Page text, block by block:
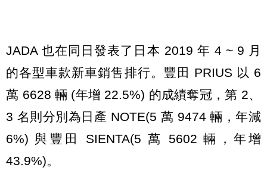
JADA 也在同日發表了日本 2019 年 4 ~ 9 月
的各型車款新車銷售排行。豐田 PRIUS 以 6
萬 6628 輛 (年增 22.5%) 的成績奪冠，第 2、
3 名則分別為日產 NOTE(5 萬 9474 輛，年減
6%) 與豐田 SIENTA(5 萬 5602 輛，年增
43.9%)。